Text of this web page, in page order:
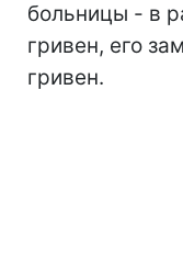
больницы - в
гривен, его
гривен.